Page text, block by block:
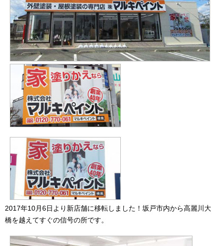
2017年10月6日より新店舗に移転しました！坂戸市内から高麗川大
橋を越えてすぐの信号の所です。